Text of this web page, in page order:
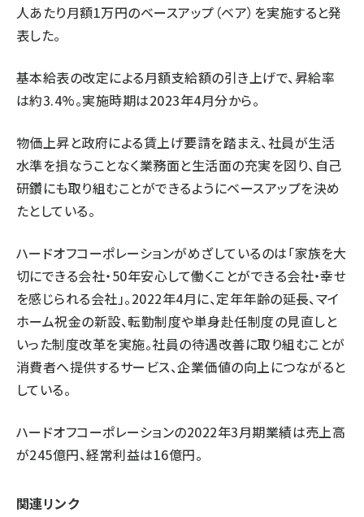
人あたり月額1万円のベースアップ（ベア）を実施すると発
表した。
基本給表の改定による月額支給額の引き上げで、昇給率
は約3.4%。実施時期は2023年4月分から。
物価上昇と政府による賃上げ要請を踏まえ、社員が生活
水準を損なうことなく業務面と生活面の充実を図り、自己
研鑽にも取り組むことができるようにベースアップを決め
たとしている。
ハードオフコーポレーションがめざしているのは「家族を大
切にできる会社・50年安心して働くことができる会社・幸せ
を感じられる会社」。2022年4月に、定年年齢の延長、マイ
ホーム祝金の新設、転勤制度や単身赴任制度の見直しと
いった制度改革を実施。社員の待遇改善に取り組むことが
消費者へ提供するサービス、企業価値の向上につながると
している。
ハードオフコーポレーションの2022年3月期業績は売上高
が245億円、経常利益は16億円。
関連リンク